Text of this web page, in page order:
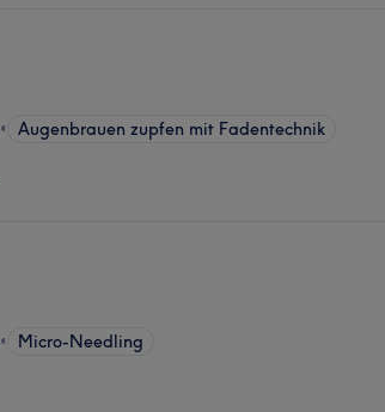
• Augenbrauen zupfen mit Fadentechnik
• Micro-Needling